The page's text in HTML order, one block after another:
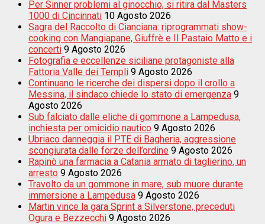
Per Sinner problemi al ginocchio, si ritira dal Masters
1000 di Cincinnati 10 Agosto 2026
Sagra del Raccolto di Cianciana: riprogrammati show-
cooking con Mangiapane, Giuffrè e Il Pastaio Matto e i
concerti 9 Agosto 2026
Fotografia e eccellenze siciliane protagoniste alla
Fattoria Valle dei Templi 9 Agosto 2026
Continuano le ricerche dei dispersi dopo il crollo a
Messina, il sindaco chiede lo stato di emergenza 9
Agosto 2026
Sub falciato dalle eliche di gommone a Lampedusa,
inchiesta per omicidio nautico 9 Agosto 2026
Ubriaco danneggia il PTE di Bagheria, aggressione
scongiurata dalle forze dell’ordine 9 Agosto 2026
Rapinò una farmacia a Catania armato di taglierino, un
arresto 9 Agosto 2026
Travolto da un gommone in mare, sub muore durante
immersione a Lampedusa 9 Agosto 2026
Martin vince la gara Sprint a Silverstone, preceduti
Ogura e Bezzecchi 9 Agosto 2026